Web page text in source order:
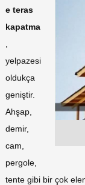
e teras
kapatma
yelpazesi
oldukça
geniştir.
Ahşap,
demir,
cam,
pergole,
tente gibi bir çok